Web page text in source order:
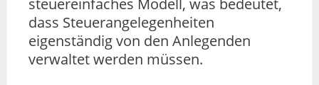
dass Steuerangelegenheiten
eigenständig von den Anlegenden
verwaltet werden müssen.